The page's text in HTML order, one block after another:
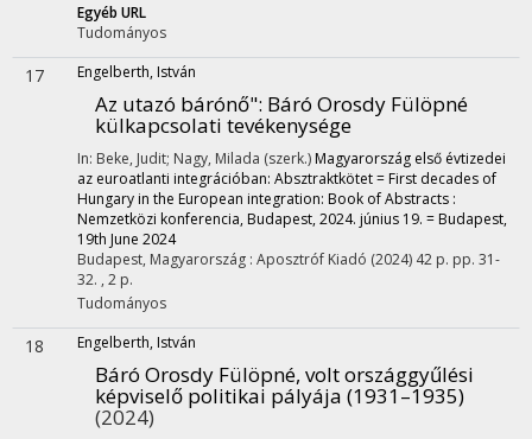
Egyéb URL
Tudományos
17 Engelberth, István
Az utazó bárónő": Báró Orosdy Fülöpné
külkapcsolati tevékenysége
In: Beke, Judit; Nagy, Milada (szerk.) Magyarország első évtizedei
az euroatlanti integrációban: Absztraktkötet = First decades of
Hungary in the European integration: Book of Abstracts :
Nemzetközi konferencia, Budapest, 2024. június 19. = Budapest,
19th June 2024
Budapest, Magyarország : Aposztróf Kiadó (2024) 42 p. pp. 31-
32. , 2 p.
Tudományos
18 Engelberth, István
Báró Orosdy Fülöpné, volt országgyűlési
képviselő politikai pályája (1931–1935)
(2024)